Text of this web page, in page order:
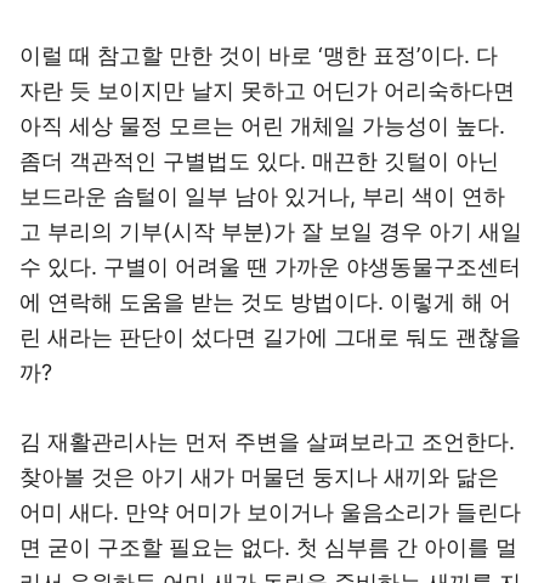
이럴 때 참고할 만한 것이 바로 ‘맹한 표정’이다. 다
자란 듯 보이지만 날지 못하고 어딘가 어리숙하다면
아직 세상 물정 모르는 어린 개체일 가능성이 높다.
좀더 객관적인 구별법도 있다. 매끈한 깃털이 아닌
보드라운 솜털이 일부 남아 있거나, 부리 색이 연하
고 부리의 기부(시작 부분)가 잘 보일 경우 아기 새일
수 있다. 구별이 어려울 땐 가까운 야생동물구조센터
에 연락해 도움을 받는 것도 방법이다. 이렇게 해 어
린 새라는 판단이 섰다면 길가에 그대로 둬도 괜찮을
까?
김 재활관리사는 먼저 주변을 살펴보라고 조언한다.
찾아볼 것은 아기 새가 머물던 둥지나 새끼와 닮은
어미 새다. 만약 어미가 보이거나 울음소리가 들린다
면 굳이 구조할 필요는 없다. 첫 심부름 간 아이를 멀